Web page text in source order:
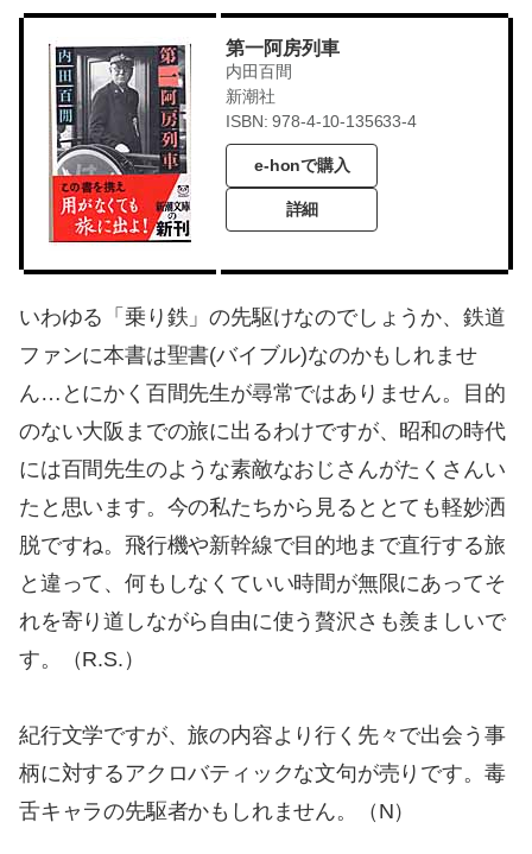
第一阿房列車
内田百間
新潮社
ISBN: 978-4-10-135633-4
e-honで購入
詳細
いわゆる「乗り鉄」の先駆けなのでしょうか、鉄道
ファンに本書は聖書(バイブル)なのかもしれませ
ん…とにかく百間先生が尋常ではありません。目的
のない大阪までの旅に出るわけですが、昭和の時代
には百間先生のような素敵なおじさんがたくさんい
たと思います。今の私たちから見るととても軽妙洒
脱ですね。飛行機や新幹線で目的地まで直行する旅
と違って、何もしなくていい時間が無限にあってそ
れを寄り道しながら自由に使う贅沢さも羨ましいで
す。（R.S.）
紀行文学ですが、旅の内容より行く先々で出会う事
柄に対するアクロバティックな文句が売りです。毒
舌キャラの先駆者かもしれません。（N）